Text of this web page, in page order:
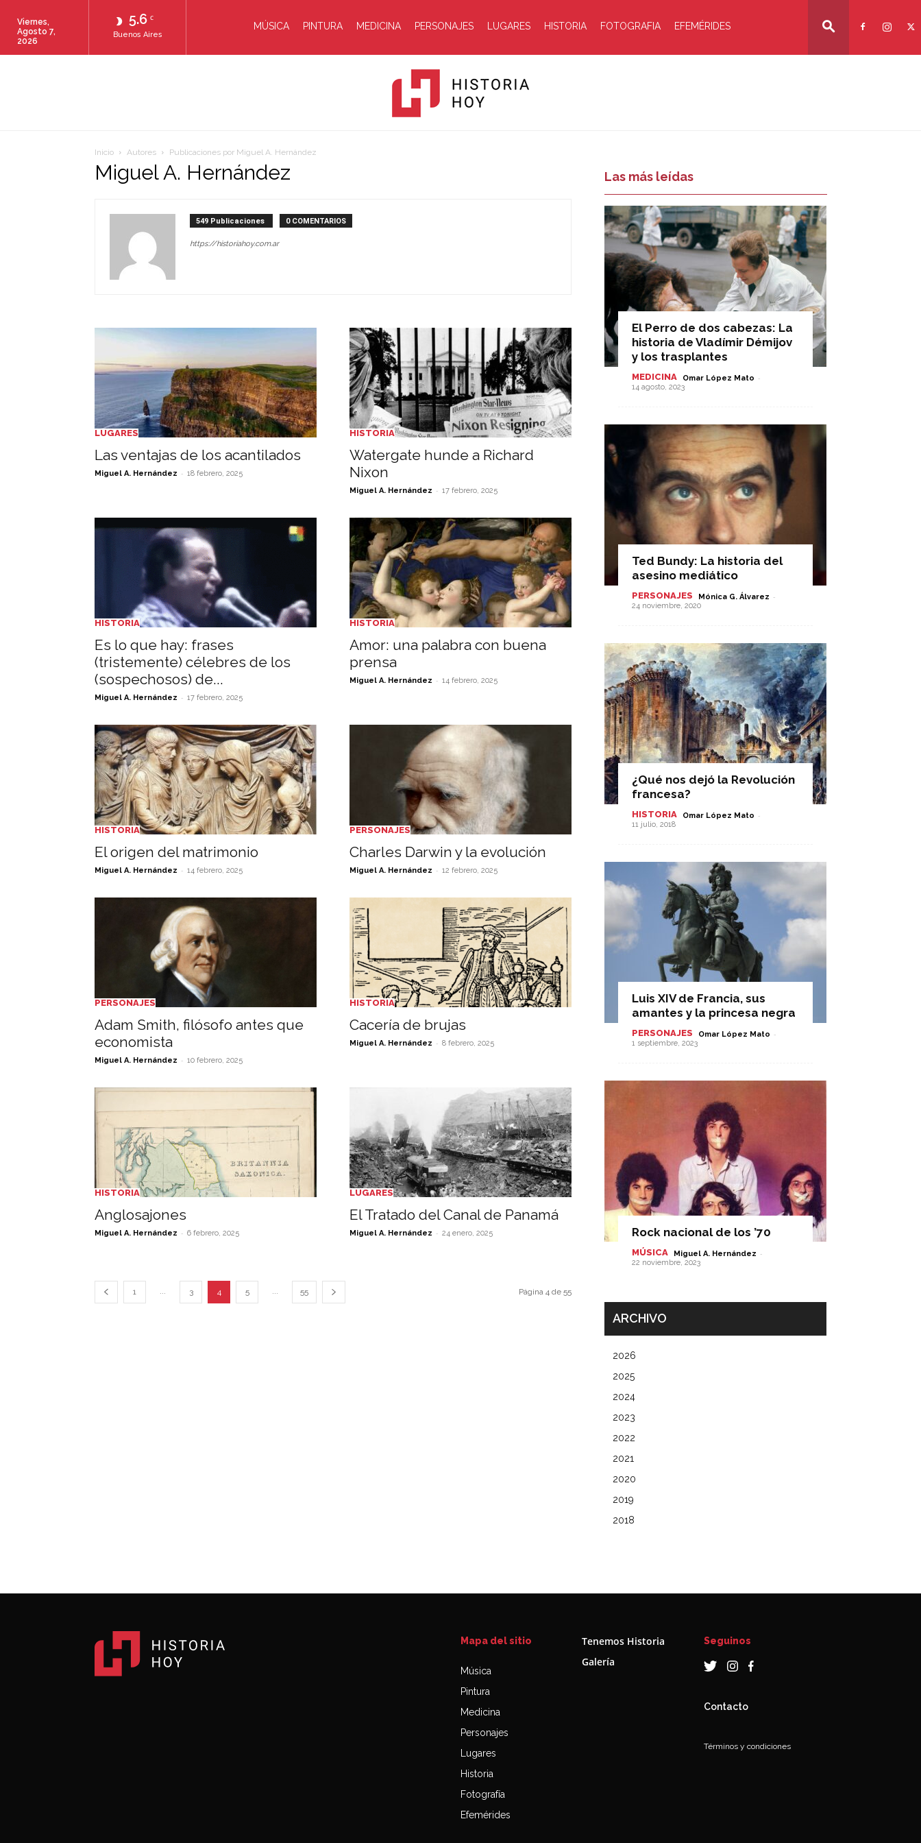
5.6 C
Buenos Aires
Viernes,
Agosto 7,
2026
MÚSICA PINTURA MEDICINA PERSONAJES LUGARES HISTORIA FOTOGRAFIA EFEMÉRIDES
Inicio Autores Publicaciones por Miguel A. Hernández
Miguel A. Hernández
549 Publicaciones 0 COMENTARIOS
https://historiahoy.com.ar
LUGARES
Las ventajas de los acantilados
Miguel A. Hernández - 18 febrero, 2025
HISTORIA
Watergate hunde a Richard
Nixon
Miguel A. Hernández - 17 febrero, 2025
HISTORIA
Es lo que hay: frases
(tristemente) célebres de los
(sospechosos) de...
Miguel A. Hernández - 17 febrero, 2025
HISTORIA
Amor: una palabra con buena
prensa
Miguel A. Hernández - 14 febrero, 2025
HISTORIA
El origen del matrimonio
Miguel A. Hernández - 14 febrero, 2025
PERSONAJES
Charles Darwin y la evolución
Miguel A. Hernández - 12 febrero, 2025
PERSONAJES
Adam Smith, filósofo antes que
economista
Miguel A. Hernández - 10 febrero, 2025
HISTORIA
Cacería de brujas
Miguel A. Hernández - 8 febrero, 2025
HISTORIA
Anglosajones
Miguel A. Hernández - 6 febrero, 2025
LUGARES
El Tratado del Canal de Panamá
Miguel A. Hernández - 24 enero, 2025
1 ... 3 4 5 ... 55 Página 4 de 55
Las más leídas
El Perro de dos cabezas: La
historia de Vladímir Démijov
y los trasplantes
MEDICINA Omar López Mato -
14 agosto, 2023
Ted Bundy: La historia del
asesino mediático
PERSONAJES Mónica G. Álvarez -
24 noviembre, 2020
¿Qué nos dejó la Revolución
francesa?
HISTORIA Omar López Mato -
11 julio, 2018
Luis XIV de Francia, sus
amantes y la princesa negra
PERSONAJES Omar López Mato -
1 septiembre, 2023
Rock nacional de los ’70
MÚSICA Miguel A. Hernández -
22 noviembre, 2023
ARCHIVO
2026
2025
2024
2023
2022
2021
2020
2019
2018
Mapa del sitio
Música
Pintura
Medicina
Personajes
Lugares
Historia
Fotografía
Efemérides
Tenemos Historia
Galería
Seguinos
Contacto
Términos y condiciones